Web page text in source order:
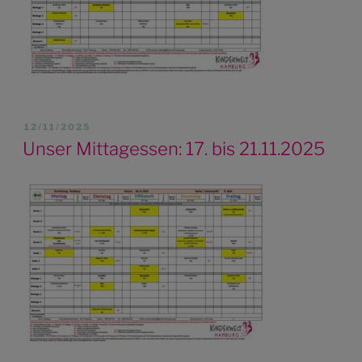
VERÖFFENTLICHT
AM
12/11/2025
Unser Mittagessen: 17. bis 21.11.2025